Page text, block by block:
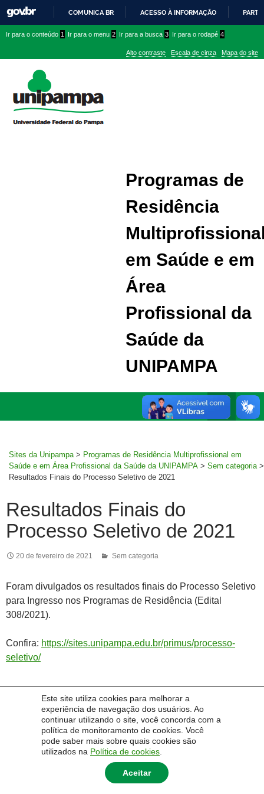
Este site utiliza cookies para melhorar a
experiência de navegação dos usuários. Ao
continuar utilizando o site, você concorda com a
política de monitoramento de cookies. Você
pode saber mais sobre quais cookies são
utilizados na Política de cookies
Aceitar
PARA
CONTEÚDO
COMUNICA BR ACESSO À INFORMAÇÃO
conteúdo
menu
superior
menu
Ir para o conteúdo 1 Ir para o menu 2 Ir para a busca 3 Ir para o rodapé 4
Alto contraste Escala de cinza Mapa do site
Programas de
Residência
em Saúde e em
Área
Profissional da
Saúde da
UNIPAMPA
Sites da Unipampa > Programas de Residência Multiprofissional em
Saúde e em Área Profissional da Saúde da UNIPAMPA > Sem categoria >
Resultados Finais do Processo Seletivo de 2021
Resultados Finais do
Processo Seletivo de 2021
20 de fevereiro de 2021 Sem categoria
Foram divulgados os resultados finais do Processo Seletivo
para Ingresso nos Programas de Residência (Edital
308/2021).
Confira: https://sites.unipampa.edu.br/primus/processo-
seletivo/
Pesquisar